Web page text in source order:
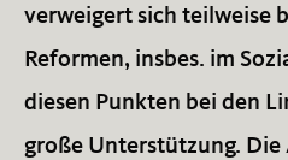
verweigert sich teilweise
Reformen, insbes. im
diesen Punkten bei den
große Unterstützung. Die